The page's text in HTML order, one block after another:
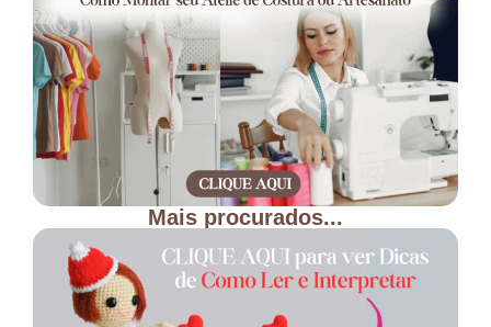
Mais procurados...